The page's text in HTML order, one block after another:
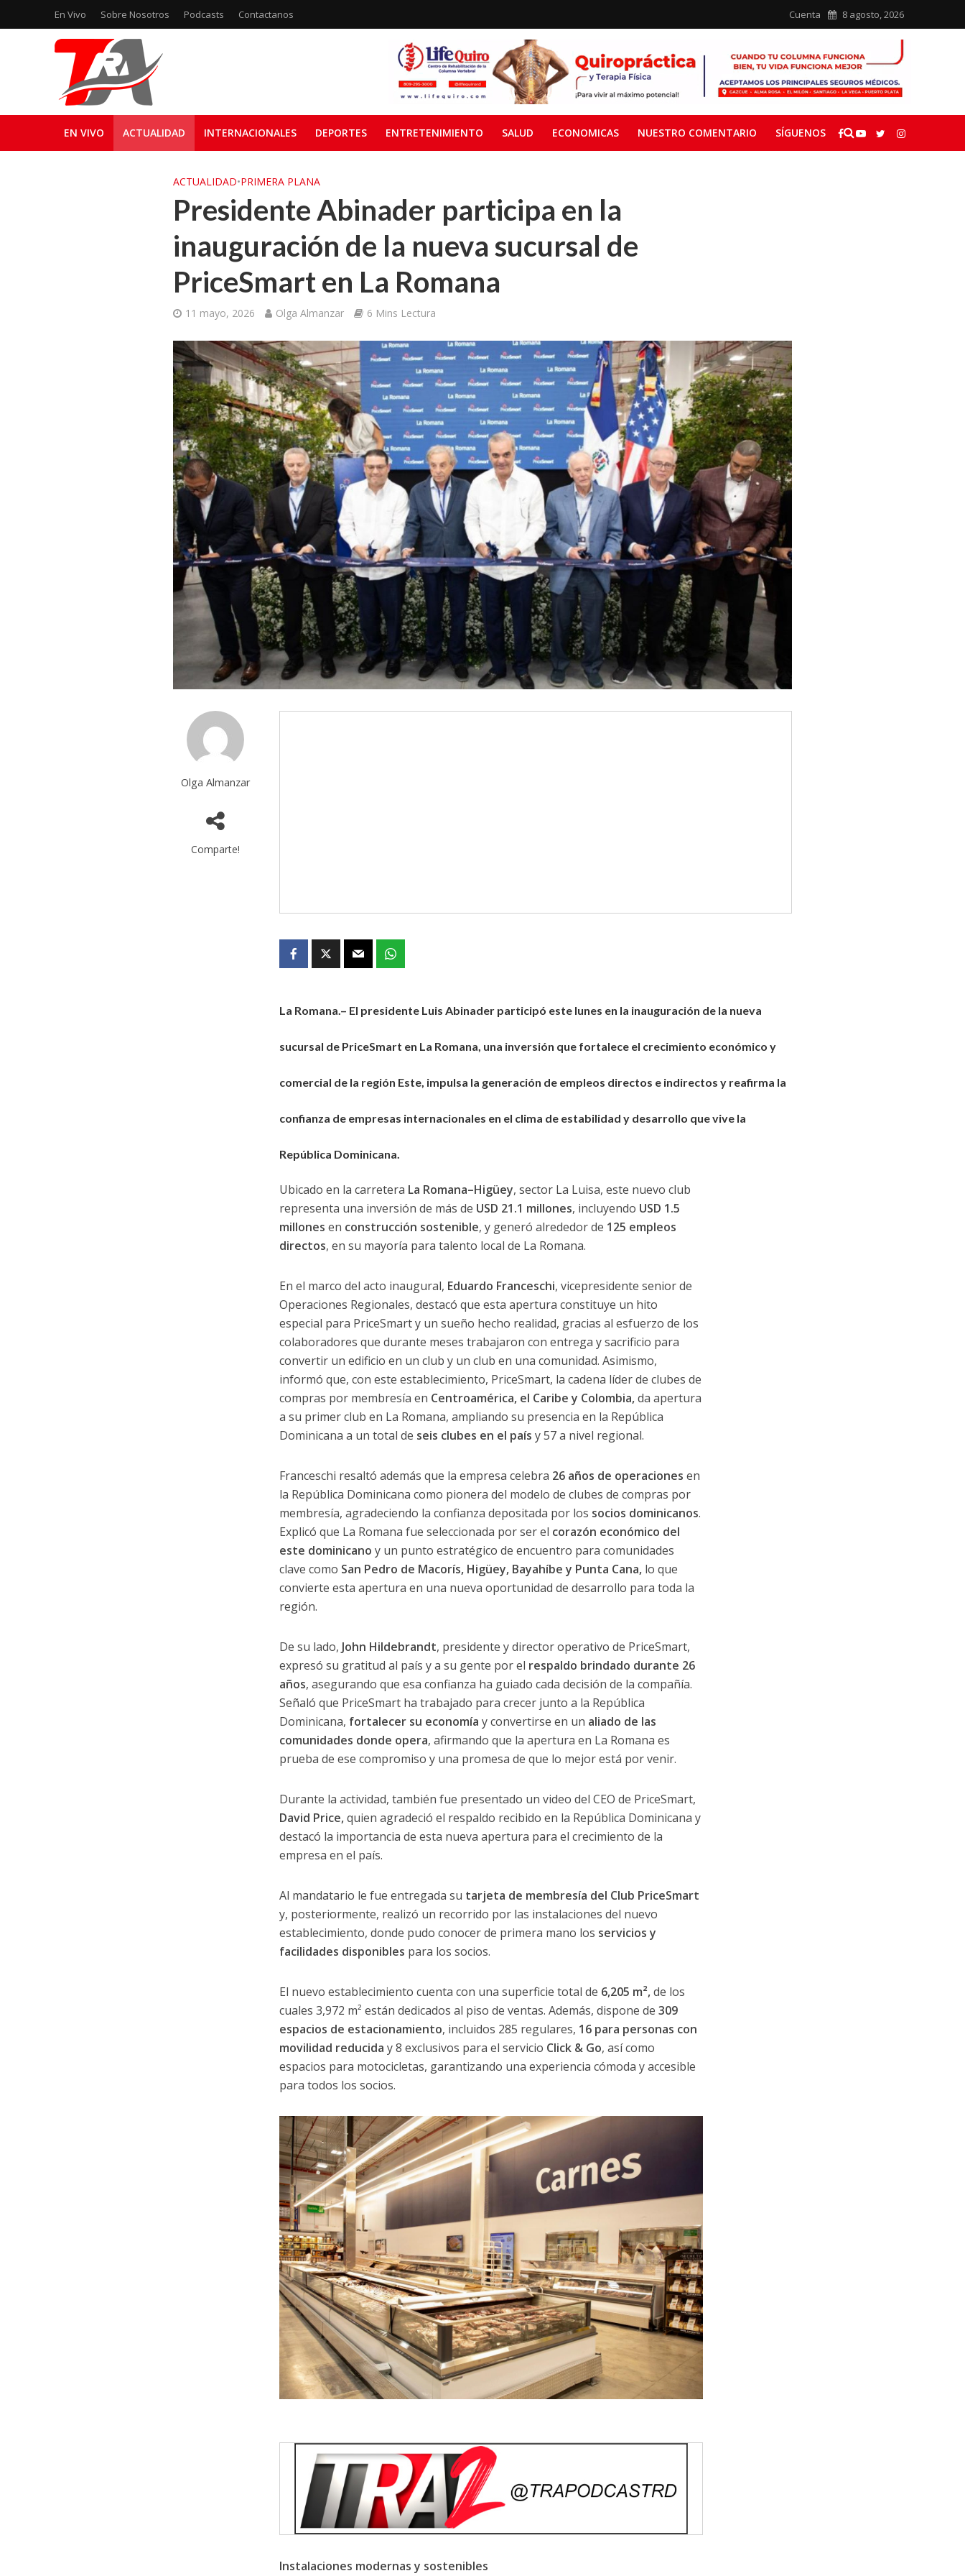
En Vivo Sobre Nosotros Podcasts Contactanos Cuenta 8 agosto, 2026
EN VIVO ACTUALIDAD INTERNACIONALES DEPORTES ENTRETENIMIENTO SALUD ECONOMICAS NUESTRO COMENTARIO SÍGUENOS
ACTUALIDAD•PRIMERA PLANA
Presidente Abinader participa en la
inauguración de la nueva sucursal de
PriceSmart en La Romana
11 mayo, 2026 Olga Almanzar 6 Mins Lectura
Olga Almanzar
Comparte!
La Romana.– El presidente Luis Abinader participó este lunes en la inauguración de la nueva
sucursal de PriceSmart en La Romana, una inversión que fortalece el crecimiento económico y
comercial de la región Este, impulsa la generación de empleos directos e indirectosy reafirma la
confianza de empresas internacionales en el clima de estabilidad y desarrollo que vive la
República Dominicana.
Ubicado en la carretera La Romana–Higüey, sector La Luisa, este nuevo club
representa una inversión de más de USD 21.1 millones, incluyendo USD 1.5
millones en construcción sostenible, y generó alrededor de 125 empleos
directos, en su mayoría para talento local de La Romana.
En el marco del acto inaugural, Eduardo Franceschi, vicepresidente senior de
Operaciones Regionales, destacó que esta apertura constituye un hito
especial para PriceSmart y un sueño hecho realidad, gracias al esfuerzo de los
colaboradores que durante meses trabajaron con entrega y sacrificio para
convertir un edificio en un club y un club en una comunidad. Asimismo,
informó que, con este establecimiento, PriceSmart, la cadena líder de clubes de
compras por membresía en Centroamérica, el Caribe y Colombia,da apertura
a su primer club en La Romana, ampliando su presencia en la República
Dominicana a un total de seis clubes en el país y 57 a nivel regional.
Franceschi resaltó además que la empresa celebra 26 años de operaciones en
la República Dominicana como pionera del modelo de clubes de compras por
membresía, agradeciendo la confianza depositada por los socios dominicanos.
Explicó que La Romana fue seleccionada por ser el corazón económico del
este dominicano y un punto estratégico de encuentro para comunidades
clave como San Pedro de Macorís, Higüey, Bayahíbe y Punta Cana, lo que
convierte esta apertura en una nueva oportunidad de desarrollo para toda la
región.
De su lado,John Hildebrandt, presidente y director operativo de PriceSmart,
expresó su gratitud al país y a su gente por el respaldo brindado durante 26
años, asegurando que esa confianza ha guiado cada decisión de la compañía.
Señaló que PriceSmart ha trabajado para crecer junto a la República
Dominicana, fortalecer su economía y convertirse en un aliado de las
comunidades donde opera, afirmando que la apertura en La Romana es
prueba de ese compromiso y una promesa de que lo mejor está por venir.
Durante la actividad, también fue presentado un video del CEO de PriceSmart,
David Price,quien agradeció el respaldo recibido en la República Dominicana y
destacó la importancia de esta nueva apertura para el crecimiento de la
empresa en el país.
Al mandatario le fue entregada su tarjeta de membresía del Club PriceSmart
y, posteriormente, realizó un recorrido por las instalaciones del nuevo
establecimiento, donde pudo conocer de primera mano los servicios y
facilidades disponibles para los socios.
El nuevo establecimiento cuenta con una superficie total de 6,205 m²,de los
cuales 3,972 m² están dedicados al piso de ventas. Además, dispone de309
espacios de estacionamiento, incluidos 285 regulares, 16 para personas con
movilidad reducida y 8 exclusivos para el servicio Click & Go, así como
espacios para motocicletas, garantizando una experiencia cómoda y accesible
para todos los socios.
Instalaciones modernas y sostenibles